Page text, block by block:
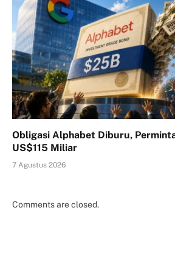
Obligasi Alphabet Diburu,
US$115 Miliar
7 Agustus 2026
Comments are closed.